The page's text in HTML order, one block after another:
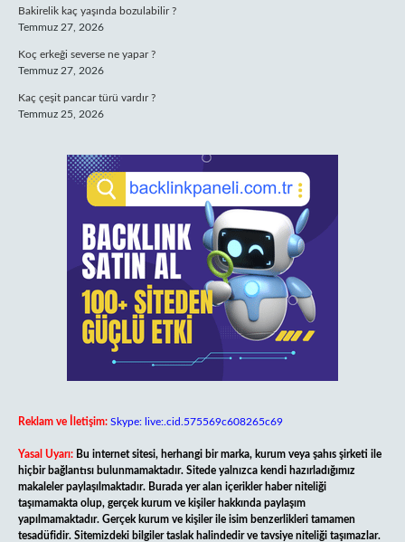
Bakirelik kaç yaşında bozulabilir ?
Temmuz 27, 2026
Koç erkeği severse ne yapar ?
Temmuz 27, 2026
Kaç çeşit pancar türü vardır ?
Temmuz 25, 2026
Reklam ve İletişim: Skype: live:.cid.575569c608265c69
Yasal Uyarı: Bu internet sitesi, herhangi bir marka, kurum veya şahıs şirketi ile
hiçbir bağlantısı bulunmamaktadır. Sitede yalnızca kendi hazırladığımız
makaleler paylaşılmaktadır. Burada yer alan içerikler haber niteliği
taşımamakta olup, gerçek kurum ve kişiler hakkında paylaşım
yapılmamaktadır. Gerçek kurum ve kişiler ile isim benzerlikleri tamamen
tesadüfidir. Sitemizdeki bilgiler taslak halindedir ve tavsiye niteliği taşımazlar.